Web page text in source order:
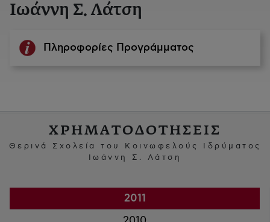
Ιωάννη Σ. Λάτση
Πληροφορίες Προγράμματος
ΧΡΗΜΑΤΟΔΟΤΗΣΕΙΣ
Θερινά Σχολεία του Κοινωφελούς Ιδρύματος
Ιωάννη Σ. Λάτση
2011